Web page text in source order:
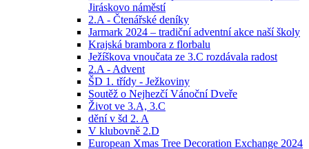
Jiráskovo náměstí
2.A - Čtenářské deníky
Jarmark 2024 – tradiční adventní akce naší školy
Krajská brambora z florbalu
Ježíškova vnoučata ze 3.C rozdávala radost
2.A - Advent
ŠD 1. třídy - Ježkoviny
Soutěž o Nejhezčí Vánoční Dveře
Život ve 3.A, 3.C
dění v šd 2. A
V klubovně 2.D
European Xmas Tree Decoration Exchange 2024